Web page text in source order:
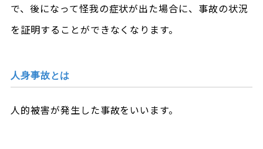
で、後になって怪我の症状が出た場合に、事故の状況
を証明することができなくなります。
人身事故とは
人的被害が発生した事故をいいます。